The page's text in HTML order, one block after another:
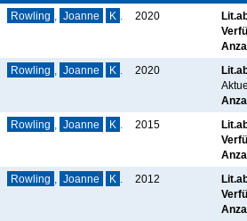
Rowling Joanne K 2020
Rowling Joanne K 2020
Rowling Joanne K 2015
Rowling Joanne K 2012